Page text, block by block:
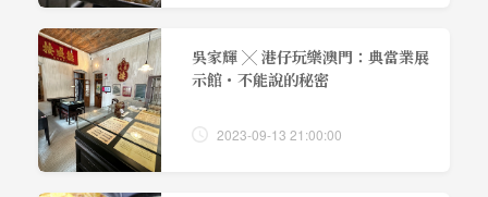
吳家輝 ╳ 港仔玩樂澳門：典當業展
示館・不能說的秘密
2023-09-13 21:00:00